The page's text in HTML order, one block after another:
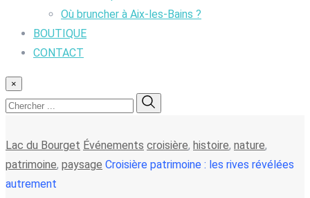
Où bruncher à Aix-les-Bains ?
BOUTIQUE
CONTACT
×
Lac du Bourget Événements croisière, histoire, nature,
patrimoine, paysage Croisière patrimoine : les rives révélées
autrement